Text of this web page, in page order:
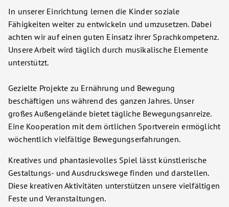
In unserer Einrichtung lernen die Kinder soziale
Fähigkeiten weiter zu entwickeln und umzusetzen. Dabei
achten wir auf einen guten Einsatz ihrer Sprachkompetenz.
Unsere Arbeit wird täglich durch musikalische Elemente
unterstützt.
Gezielte Projekte zu Ernährung und Bewegung
beschäftigen uns während des ganzen Jahres. Unser
großes Außengelände bietet tägliche Bewegungsanreize.
Eine Kooperation mit dem örtlichen Sportverein ermöglicht
wöchentlich vielfältige Bewegungserfahrungen.
Kreatives und phantasievolles Spiel lässt künstlerische
Gestaltungs- und Ausdruckswege finden und darstellen.
Diese kreativen Aktivitäten unterstützen unsere vielfältigen
Feste und Veranstaltungen.